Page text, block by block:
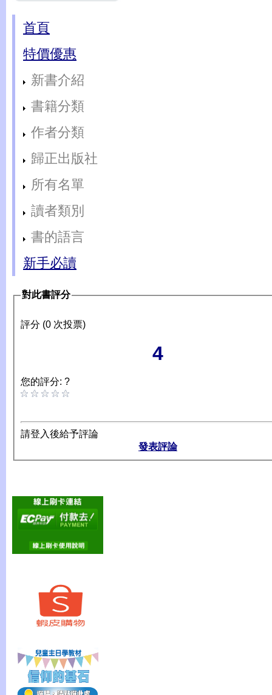
首頁
特價優惠
新書介紹
書籍分類
作者分類
歸正出版社
所有名單
讀者類別
書的語言
新手必讀
對此書評分
評分 (0 次投票)
4
您的評分: ?
請登入後給予評論
發表評論